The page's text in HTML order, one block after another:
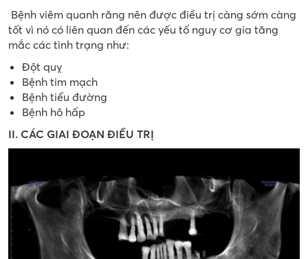
Bệnh viêm quanh răng nên được điều trị càng sớm càng
tốt vì nó có liên quan đến các yếu tố nguy cơ gia tăng
mắc các tình trạng như:
Đột quỵ
Bệnh tim mạch
Bệnh tiểu đường
Bệnh hô hấp
II. CÁC GIAI ĐOẠN ĐIỀU TRỊ